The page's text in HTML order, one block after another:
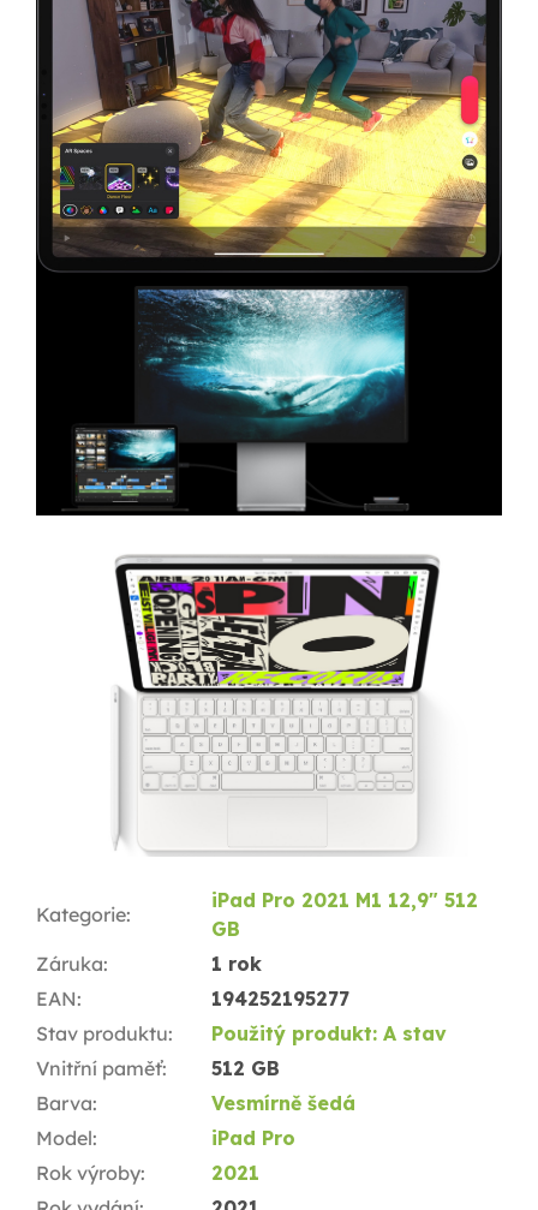
Kategorie:
iPad Pro 2021 M1 12,9" 512
GB
Záruka:
1 rok
EAN:
194252195277
Stav produktu:
Použitý produkt: A stav
Vnitřní paměť:
512 GB
Barva:
Vesmírně šedá
Model:
iPad Pro
Rok výroby:
2021